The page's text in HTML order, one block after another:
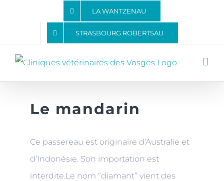
contenu
LA WANTZENAU
STRASBOURG ROBERTSAU
View
Image
Le mandarin
Ce passereau est originaire d’Australie et
d’Indonésie. Son importation est
interdite.Le nom “diamant” vient des